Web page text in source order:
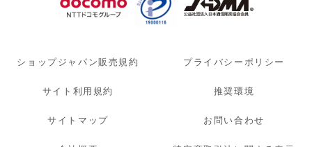
ショップジャパン販売規約 プライバシーポリシー
サイト利用規約 推奨環境
サイトマップ お問い合わせ